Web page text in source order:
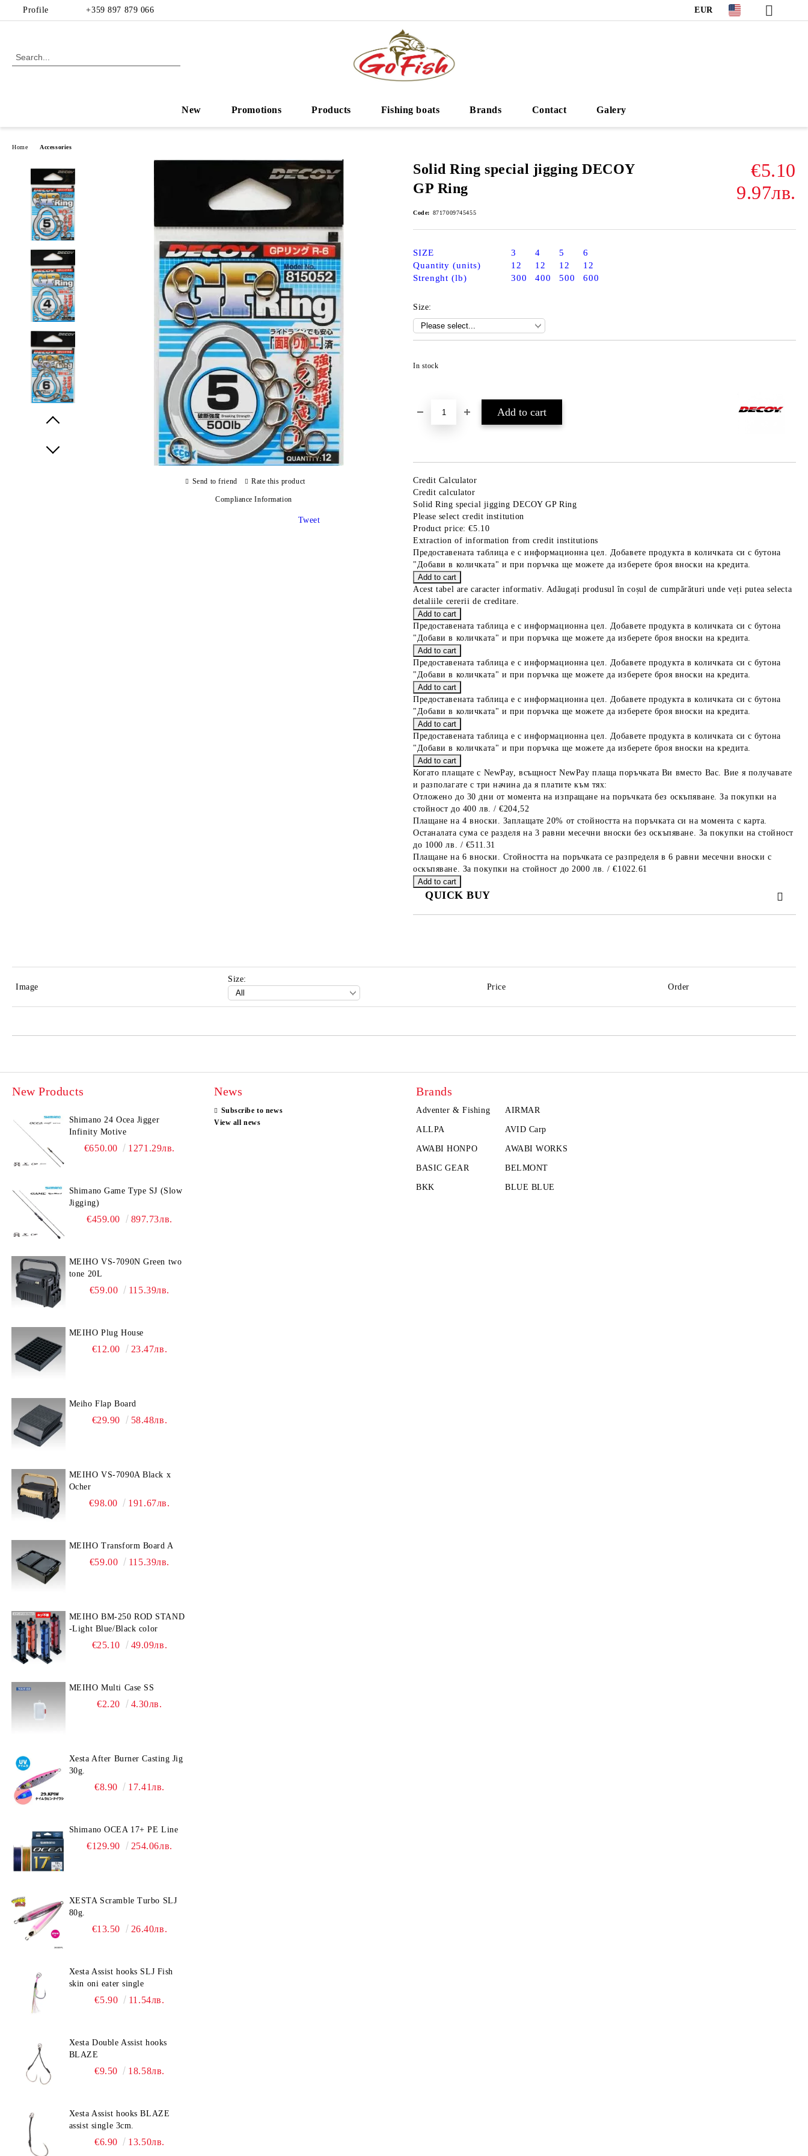
Profile +359 897 879 066 EUR
New Promotions Products Fishing boats Brands Contact Galery
Home Accessories
Solid Ring special jigging DECOY
GP Ring
€5.10
9.97лв.
Code: 8717009745455
SIZE 3 4 5
6
Quantity (units)
12 12 12
12
Strenght (lb)
300 400 500 600
Size:
In stock
Credit Calculator
Credit calculator
Solid Ring special jigging DECOY GP Ring
Please select credit institution
Product price: €5.10
Extraction of information from credit institutions
Предоставената таблица е с информационна цел. Добавете продукта в количката си с бутона
"Добави в количката" и при поръчка ще можете да изберете броя вноски на кредита.
Acest tabel are caracter informativ. Adăugați produsul în coșul de cumpărături unde veți putea selecta
detaliile cererii de creditare.
Предоставената таблица е с информационна цел. Добавете продукта в количката си с бутона
"Добави в количката" и при поръчка ще можете да изберете броя вноски на кредита.
Предоставената таблица е с информационна цел. Добавете продукта в количката си с бутона
"Добави в количката" и при поръчка ще можете да изберете броя вноски на кредита.
Предоставената таблица е с информационна цел. Добавете продукта в количката си с бутона
"Добави в количката" и при поръчка ще можете да изберете броя вноски на кредита.
Предоставената таблица е с информационна цел. Добавете продукта в количката си с бутона
"Добави в количката" и при поръчка ще можете да изберете броя вноски на кредита.
Когато плащате с NewPay, всъщност NewPay плаща поръчката Ви вместо Вас. Вие я получавате
и разполагате с три начина да я платите към тях:
Отложено до 30 дни от момента на изпращане на поръчката без оскъпяване. За покупки на
стойност до 400 лв. / €204,52
Плащане на 4 вноски. Заплащате 20% от стойността на поръчката си на момента с карта.
Останалата сума се разделя на 3 равни месечни вноски без оскъпяване. За покупки на стойност
до 1000 лв. / €511.31
Плащане на 6 вноски. Стойността на поръчката се разпределя в 6 равни месечни вноски с
оскъпяване. За покупки на стойност до 2000 лв. / €1022.61
QUICK BUY
Send to friend Rate this product
Compliance Information
Tweet
Image
Size:
Price
Order
New Products
Shimano 24 Ocea Jigger
Infinity Motive
€650.00 1271.29лв.
Shimano Game Type SJ (Slow
Jigging)
€459.00 897.73лв.
MEIHO VS-7090N Green two
tone 20L
€59.00 115.39лв.
MEIHO Plug House
€12.00 23.47лв.
Meiho Flap Board
€29.90 58.48лв.
MEIHO VS-7090A Black x
Ocher
€98.00 191.67лв.
MEIHO Transform Board A
€59.00 115.39лв.
MEIHO BM-250 ROD STAND
-Light Blue/Black color
€25.10 49.09лв.
MEIHO Multi Case SS
€2.20 4.30лв.
Xesta After Burner Casting Jig
30g.
€8.90 17.41лв.
Shimano OCEA 17+ PE Line
€129.90 254.06лв.
XESTA Scramble Turbo SLJ
80g.
€13.50 26.40лв.
Xesta Assist hooks SLJ Fish
skin oni eater single
€5.90 11.54лв.
Xesta Double Assist hooks
BLAZE
€9.50 18.58лв.
Xesta Assist hooks BLAZE
assist single 3cm.
€6.90 13.50лв.
News
Subscribe to news
View all news
Brands
Adventer & Fishing AIRMAR
ALLPA AVID Carp
AWABI HONPO AWABI WORKS
BASIC GEAR BELMONT
BKK BLUE BLUE